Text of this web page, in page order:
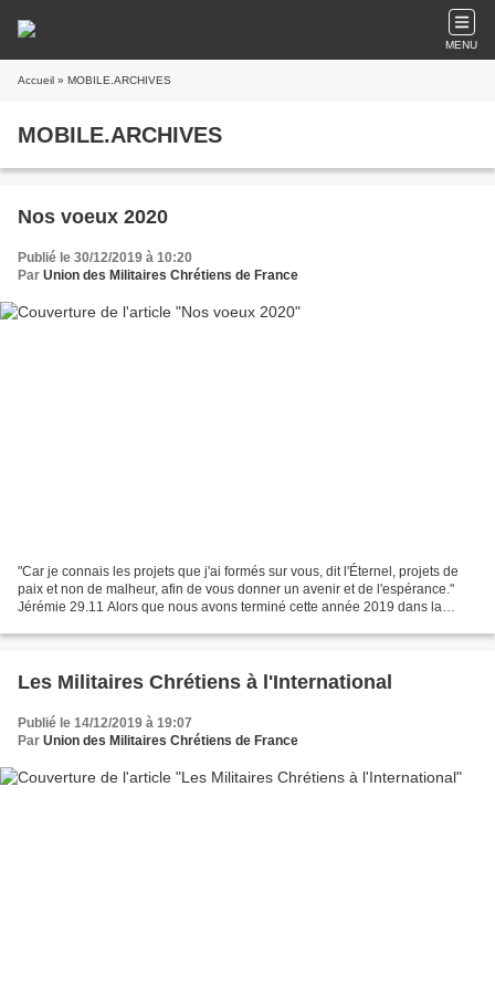
MENU
Accueil » MOBILE.ARCHIVES
MOBILE.ARCHIVES
Nos voeux 2020
Publié le 30/12/2019 à 10:20
Par Union des Militaires Chrétiens de France
"Car je connais les projets que j'ai formés sur vous, dit l'Éternel, projets de
paix et non de malheur, afin de vous donner un avenir et de l'espérance."
Jérémie 29.11 Alors que nous avons terminé cette année 2019 dans la
Les Militaires Chrétiens à l'International
Publié le 14/12/2019 à 19:07
Par Union des Militaires Chrétiens de France